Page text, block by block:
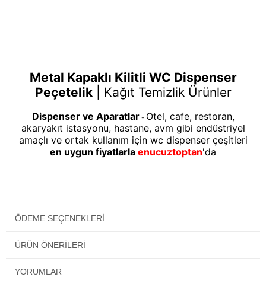
Metal Kapaklı Kilitli WC Dispenser
Peçetelik| Kağıt Temizlik Ürünler
Dispenser ve Aparatlar- Otel, cafe, restoran,
akaryakıt istasyonu, hastane, avm gibi endüstriyel
amaçlı ve ortak kullanım için wc dispenser çeşitleri
en uygun fiyatlarla enucuztoptan'da
ÖDEME SEÇENEKLERI
ÜRÜN ÖNERILERI
YORUMLAR